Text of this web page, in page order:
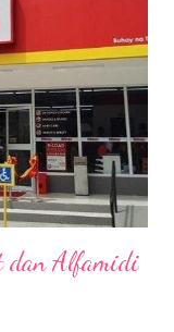
setiap
atau
Kemeriahan
aku bertekad
gak traveling ke luar
dan Alfamidi